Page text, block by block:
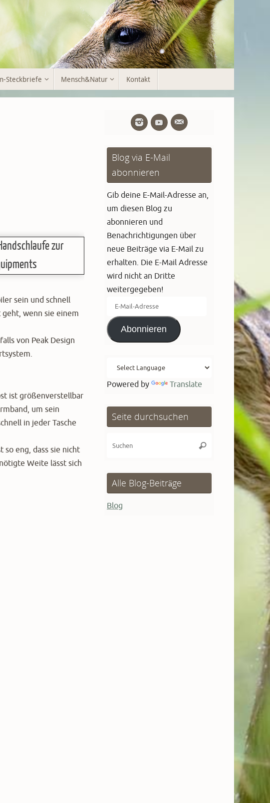
Steckbriefe Mensch&Natur Kontakt
sein und schnell
wenn sie einem
von Peak Design
ist größenverstellbar
um sein
in jeder Tasche
so eng, dass sie nicht
Weite lässt sich
Blog via E-Mail
abonnieren
Gib deine E-Mail-Adresse an,
um diesen Blog zu
abonnieren und
Benachrichtigungen über
neue Beiträge via E-Mail zu
erhalten. Die E-Mail Adresse
wird nicht an Dritte
weitergegeben!
Mail-
AdresseAbonnieren
Powered by Translate
Seite durchsuchen
Suchen
Suchen
Alle Blog-Beiträge
Blog